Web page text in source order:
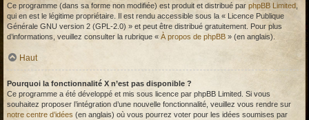
Ce programme (dans sa forme non modifiée) est produit et distribué par phpBB Limited
qui en est le légitime propriétaire. Il est rendu accessible sous la « Licence Publique
Générale GNU version 2 (GPL-2.0) » et peut être distribué gratuitement. Pour plus
d’informations, veuillez consulter la rubrique « À propos de phpBB » (en anglais).
Haut
Pourquoi la fonctionnalité X n’est pas disponible ?
Ce programme a été développé et mis sous licence par phpBB Limited. Si vous
souhaitez proposer l’intégration d’une nouvelle fonctionnalité, veuillez vous rendre sur
notre centre d’idées (en anglais) où vous pourrez voter pour les idées soumises par